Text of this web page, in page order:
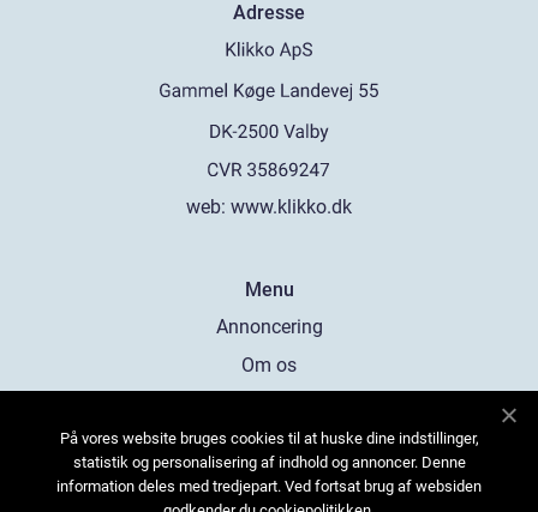
Adresse
web: www.klikko.dk
Menu
Annoncering
Om os
Kontakt os
Sitemap
På vores website bruges cookies til at huske dine indstillinger,
statistik og personalisering af indhold og annoncer. Denne
information deles med tredjepart. Ved fortsat brug af websiden